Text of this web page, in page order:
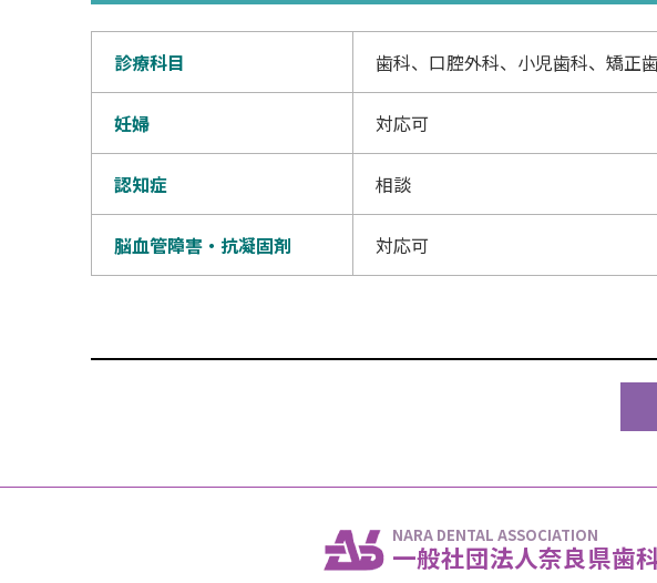
診療科目 歯科、口腔外科、小児歯科、矯正
妊婦 対応可
認知症 相談
脳血管障害・抗凝固剤 対応可
NARA DENTAL ASSOCIATION
一般社団法人奈良県歯